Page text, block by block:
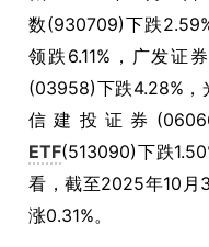
数(930709)下跌
领跌 6.11% ，广发证券
(03958)下跌4.28%
信建投证券
ETF(513090)下跌
看，截至2025年10 月
涨0.31%。